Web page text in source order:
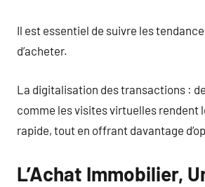
Il est essentiel de suivre les
d’acheter.
La digitalisation des transactions :
comme les visites virtuelles rendent
rapide, tout en offrant davantage
L’Achat Immobilier,